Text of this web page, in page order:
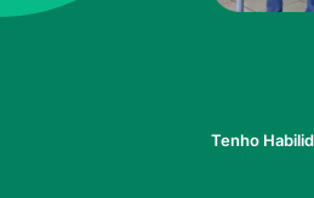
Tenho